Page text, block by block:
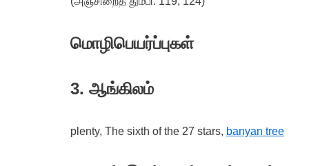
மொழிபெயர்ப்புகள்
3. ஆங்கிலம்
plenty, The sixth of the 27 stars, banyan tree